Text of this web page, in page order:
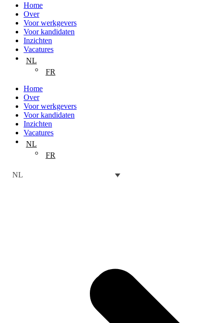
Home
Over
Voor werkgevers
Voor kandidaten
Inzichten
Vacatures
NL
FR
Home
Over
Voor werkgevers
Voor kandidaten
Inzichten
Vacatures
NL
FR
NL